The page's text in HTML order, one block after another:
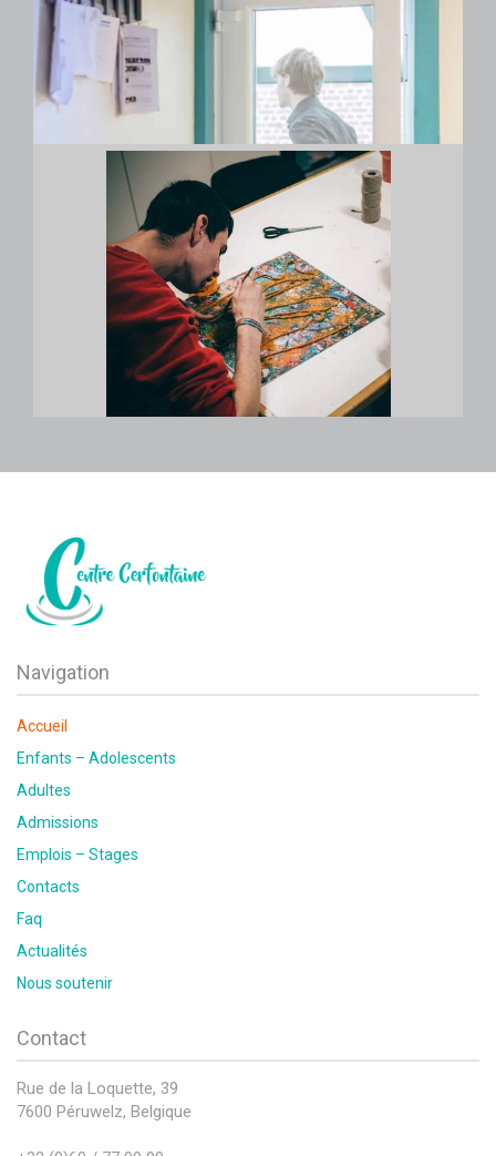
Navigation
Accueil
Enfants – Adolescents
Adultes
Admissions
Emplois – Stages
Contacts
Faq
Actualités
Nous soutenir
Contact
Rue de la Loquette, 39
7600 Péruwelz, Belgique